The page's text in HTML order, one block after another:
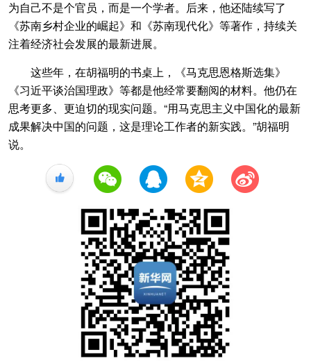
为自己不是个官员，而是一个学者。后来，他还陆续写了
《苏南乡村企业的崛起》和《苏南现代化》等著作，持续关
注着经济社会发展的最新进展。
这些年，在胡福明的书桌上，《马克思恩格斯选集》
《习近平谈治国理政》等都是他经常要翻阅的材料。他仍在
思考更多、更迫切的现实问题。“用马克思主义中国化的最新
成果解决中国的问题，这是理论工作者的新实践。”胡福明
说。
+1